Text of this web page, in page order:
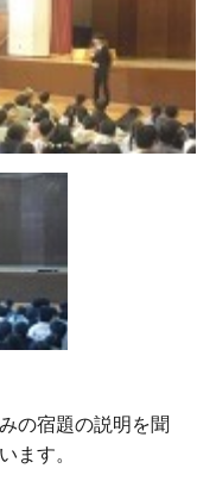
の宿題の説明を聞
ます。